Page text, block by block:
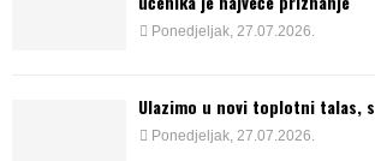
Ponedjeljak, 27.07.2026.
Ulazimo u novi toplotni talas,
Ponedjeljak, 27.07.2026.